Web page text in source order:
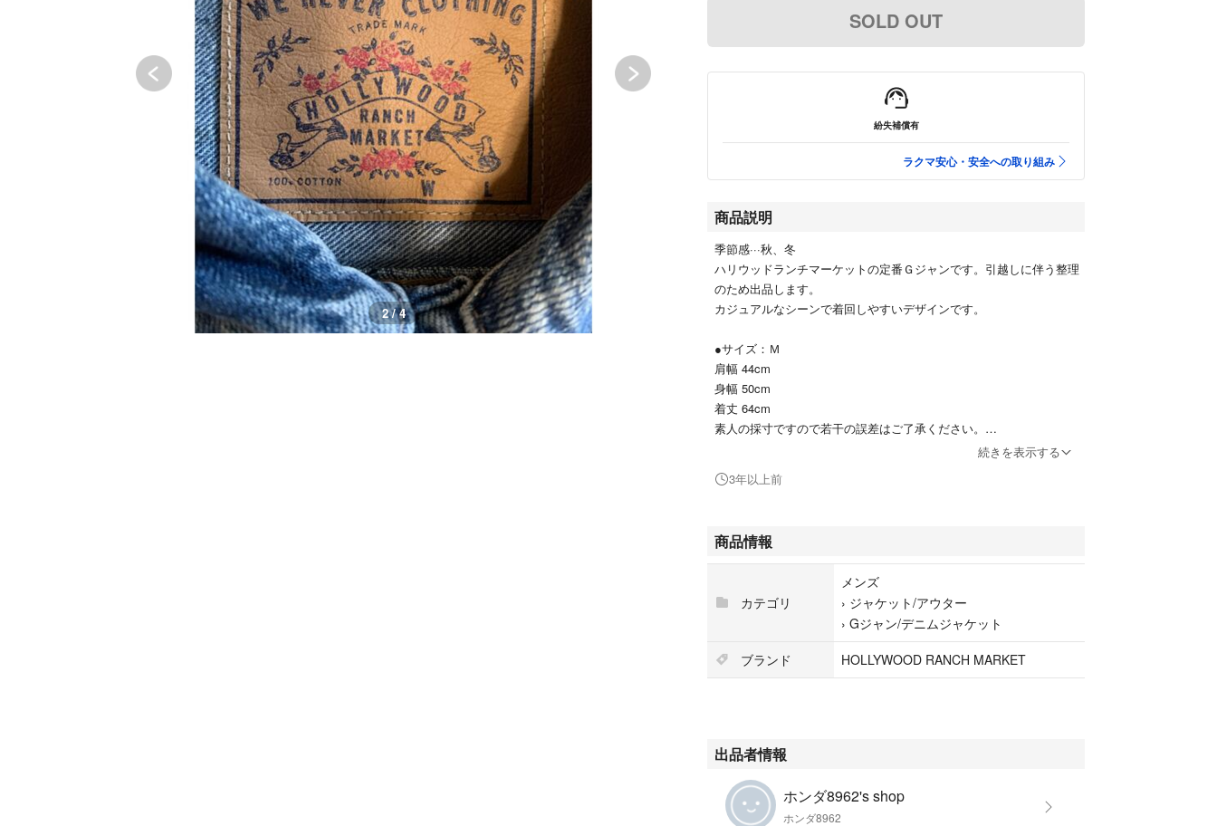
3 / 4
SOLD OUT
紛失補償有
ラクマ安心・安全への取り組み
商品説明
季節感···秋、冬
ハリウッドランチマーケットの定番Ｇジャンです。引越しに伴う整理
のため出品します。
カジュアルなシーンで着回しやすいデザインです。
●サイズ：Ｍ
肩幅 44cm
身幅 50cm
着丈 64cm
素人の採寸ですので若干の誤差はご了承ください。
ことをご理解いただいた上でご購入をお願いします。
興味のある方は是非よろしくお願いします。
BlueBlue
デニムジャケット
続きを表示する
3年以上前
商品情報
カテゴリ
メンズ
› ジャケット/アウター
› Gジャン/デニムジャケット
ブランド
HOLLYWOOD RANCH MARKET
出品者情報
ホンダ8962's shop
ホンダ8962